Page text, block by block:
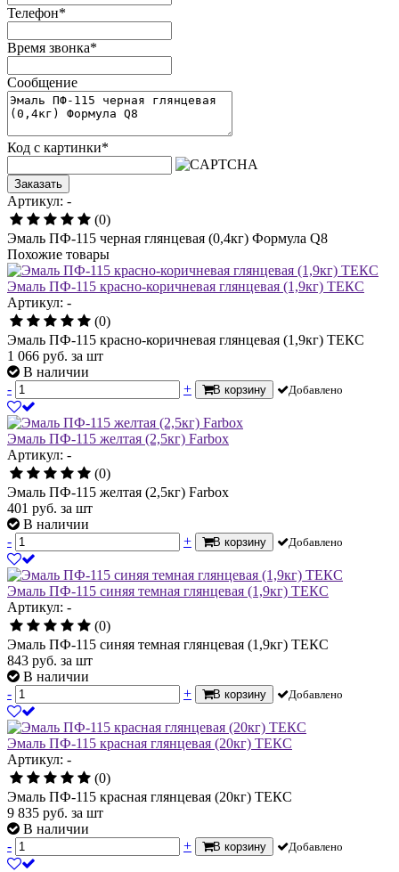
Телефон*
Время звонка*
Сообщение
Код с картинки*
Заказать
Артикул: -
(0)
Эмаль ПФ-115 черная глянцевая (0,4кг) Формула Q8
Похожие товары
Эмаль ПФ-115 красно-коричневая глянцевая (1,9кг) ТЕКС
Артикул: -
(0)
Эмаль ПФ-115 красно-коричневая глянцевая (1,9кг) ТЕКС
1 066 руб. за шт
В наличии
-
+ В корзину Добавлено
Эмаль ПФ-115 желтая (2,5кг) Farbox
Артикул: -
(0)
Эмаль ПФ-115 желтая (2,5кг) Farbox
401 руб. за шт
В наличии
-
+ В корзину Добавлено
Эмаль ПФ-115 синяя темная глянцевая (1,9кг) ТЕКС
Артикул: -
(0)
Эмаль ПФ-115 синяя темная глянцевая (1,9кг) ТЕКС
843 руб. за шт
В наличии
-
+ В корзину Добавлено
Эмаль ПФ-115 красная глянцевая (20кг) ТЕКС
Артикул: -
(0)
Эмаль ПФ-115 красная глянцевая (20кг) ТЕКС
9 835 руб. за шт
В наличии
-
+ В корзину Добавлено